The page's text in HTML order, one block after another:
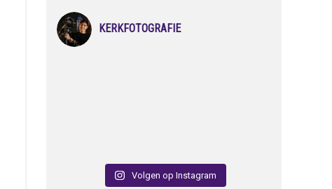
KERKFOTOGRAFIE
Volgen op Instagram